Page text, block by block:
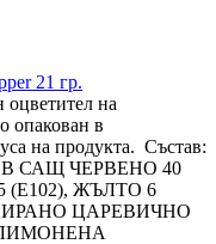
21 гр.
оцветител на
опакован в
на продукта. Състав:
САЩ ЧЕРВЕНО 40
(E102), ЖЪЛТО 6
ЦАРЕВИЧНО